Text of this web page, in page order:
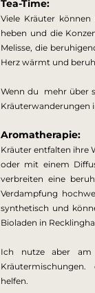
Tea-Time:
Viele Kräuter
heben und die
Melisse, die
Herz wärmt und
Wenn du  mehr über
Kräuterwanderungen
Aromatherapie:
Kräuter entfalten ihre
oder mit einem
verbreiten eine
Verdampfung
synthetisch und
Bioladen in
Ich nutze aber am
Kräutermischungen.
helfen.